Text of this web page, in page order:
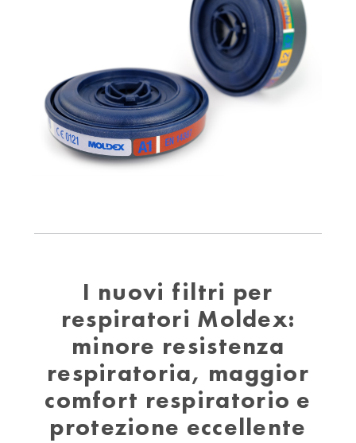
I nuovi filtri per
respiratori Moldex:
minore resistenza
respiratoria, maggior
comfort respiratorio e
protezione eccellente